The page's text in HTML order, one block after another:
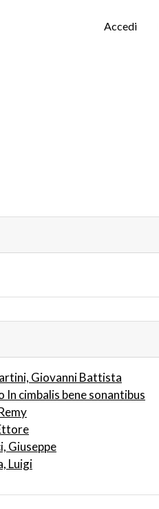
User
Accedi
Giovanni Battista
cimbalis bene sonantibus
Giuseppe
Luigi